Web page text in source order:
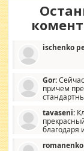
ischenko
Gor:
причем
стандартные
со вкусом все в
мебель, а это не
tavaseni:
благодаря